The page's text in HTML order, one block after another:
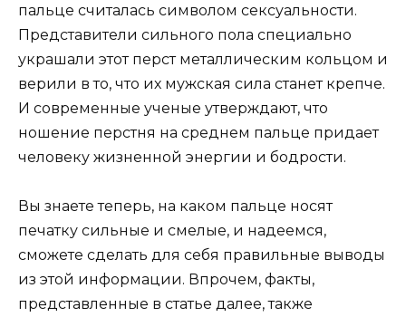
пальце считалась символом сексуальности.
Представители сильного пола специально
украшали этот перст металлическим кольцом и
верили в то, что их мужская сила станет крепче.
И современные ученые утверждают, что
ношение перстня на среднем пальце придает
человеку жизненной энергии и бодрости.
Вы знаете теперь, на каком пальце носят
печатку сильные и смелые, и надеемся,
сможете сделать для себя правильные выводы
из этой информации. Впрочем, факты,
представленные в статье далее, также